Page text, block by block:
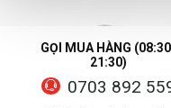
GỌI MUA HÀNG
21:30)
0703 892